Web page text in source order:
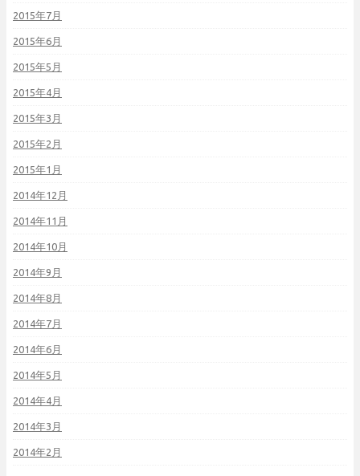
2015年7月
2015年6月
2015年5月
2015年4月
2015年3月
2015年2月
2015年1月
2014年12月
2014年11月
2014年10月
2014年9月
2014年8月
2014年7月
2014年6月
2014年5月
2014年4月
2014年3月
2014年2月